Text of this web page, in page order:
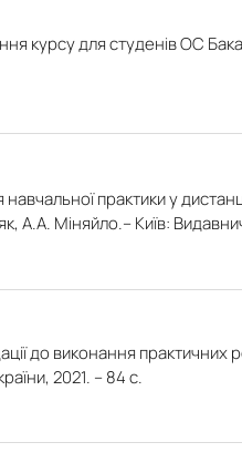
курсу для студенів ОС
практики у
А.А. Міняйло.– Київ:
до виконання практичних
2021. – 84 с.